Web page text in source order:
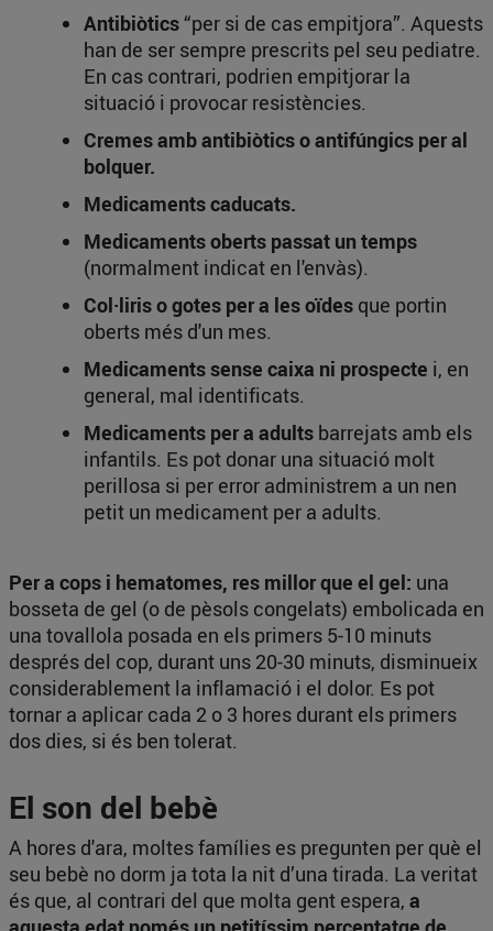
Antibiòtics“per si de cas empitjora”. Aquests
han de ser sempre prescrits pel seu pediatre.
En cas contrari, podrien empitjorar la
situació i provocar resistències.
Cremes amb antibiòtics o antifúngics per al
bolquer.
Medicaments caducats.
Medicaments oberts passat un temps
(normalment indicat en l'envàs).
Col·liris o gotes per a les oïdes que portin
oberts més d'un mes.
Medicaments sense caixa ni prospecte i, en
general, mal identificats.
Medicaments per a adults barrejats amb els
infantils. Es pot donar una situació molt
perillosa si per error administrem a un nen
petit un medicament per a adults.
Per a cops i hematomes, res millor que el gel: una
bosseta de gel (o de pèsols congelats) embolicada en
una tovallola posada en els primers 5-10 minuts
després del cop, durant uns 20-30 minuts, disminueix
considerablement la inflamació i el dolor. Es pot
tornar a aplicar cada 2 o 3 hores durant els primers
dos dies, si és ben tolerat.
El son del bebè
A hores d'ara, moltes famílies es pregunten per què el
seu bebè no dorm ja tota la nit d’una tirada. La veritat
és que, al contrari del que molta gent espera, a